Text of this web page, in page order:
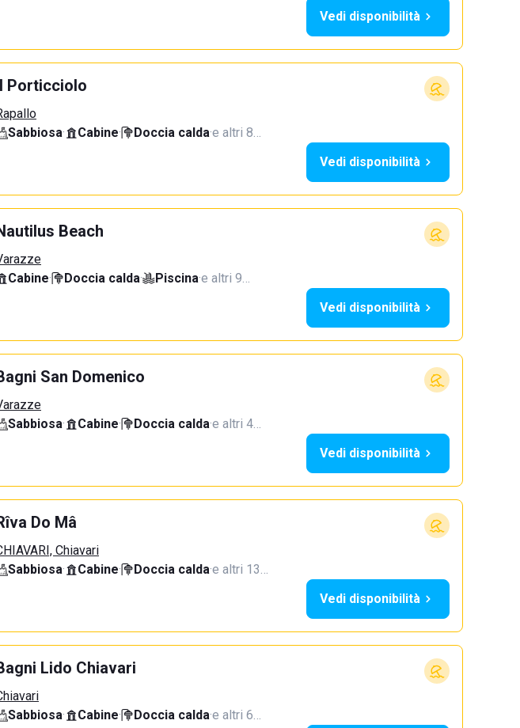
Vedi disponibilità
Porticciolo
Sabbiosa· Cabine· Doccia calda·e altri 8…
Vedi disponibilità
Beach
Cabine· Doccia calda· Piscina·e altri 9…
Vedi disponibilità
San Domenico
Sabbiosa· Cabine· Doccia calda·e altri 4…
Vedi disponibilità
Do Mâ
Chiavari
Sabbiosa· Cabine· Doccia calda·e altri 13…
Vedi disponibilità
Lido Chiavari
Sabbiosa· Cabine· Doccia calda·e altri 6…